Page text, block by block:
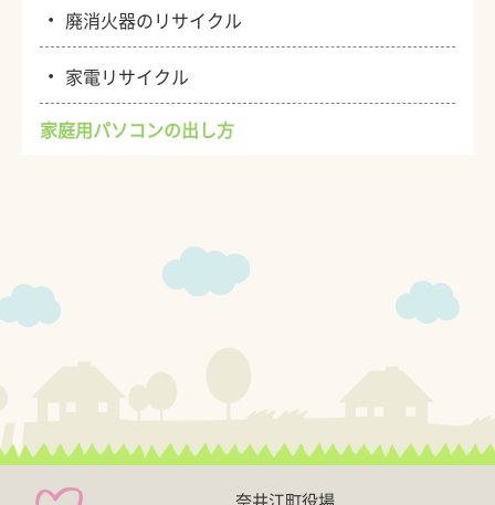
・ 廃消火器のリサイクル
・ 家電リサイクル
家庭用パソコンの出し方